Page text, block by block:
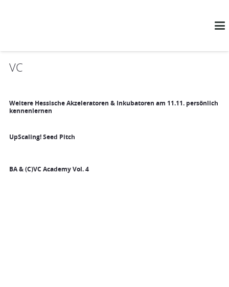
VC
Weitere Hessische Akzeleratoren & Inkubatoren am 11.11. persönlich
kennenlernen
UpScaling! Seed Pitch
BA & (C)VC Academy Vol. 4